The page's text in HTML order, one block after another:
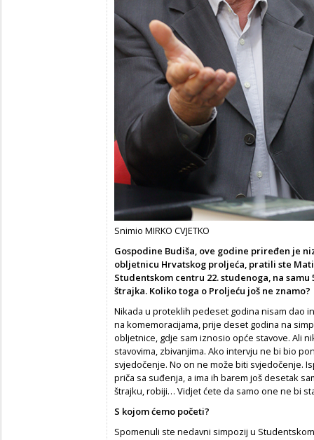
Snimio MIRKO CVJETKO
Gospodine Budiša, ove godine priređen je
obljetnicu Hrvatskog proljeća, pratili ste
Studentskom centru 22. studenoga, na
štrajka. Koliko toga o Proljeću još ne znamo?
Nikada u proteklih pedeset godina nisam dao
na komemoracijama, prije deset godina na
obljetnice, gdje sam iznosio opće stavove. Ali
stavovima, zbivanjima. Ako intervju ne bi bio
svjedočenje. No on ne može biti svjedočenje.
priča sa suđenja, a ima ih barem još desetak
štrajku, robiji… Vidjet ćete da samo one ne bi
S kojom ćemo početi?
Spomenuli ste nedavni simpozij u